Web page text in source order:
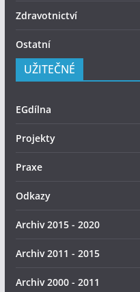
Zdravotnictví
Ostatní
UŽITEČNÉ
EGdílna
Projekty
Praxe
Odkazy
Archiv 2015 - 2020
Archiv 2011 - 2015
Archiv 2000 - 2011